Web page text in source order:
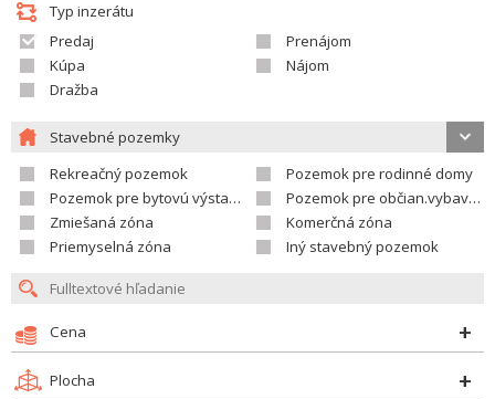
Typ inzerátu
Predaj
Prenájom
Kúpa
Nájom
Dražba
Stavebné pozemky
Rekreačný pozemok
Pozemok pre rodinné domy
Pozemok pre bytovú výstavbu
Pozemok pre občian.vybavenosť
Zmiešaná zóna
Komerčná zóna
Priemyselná zóna
Iný stavebný pozemok
Cena
Plocha